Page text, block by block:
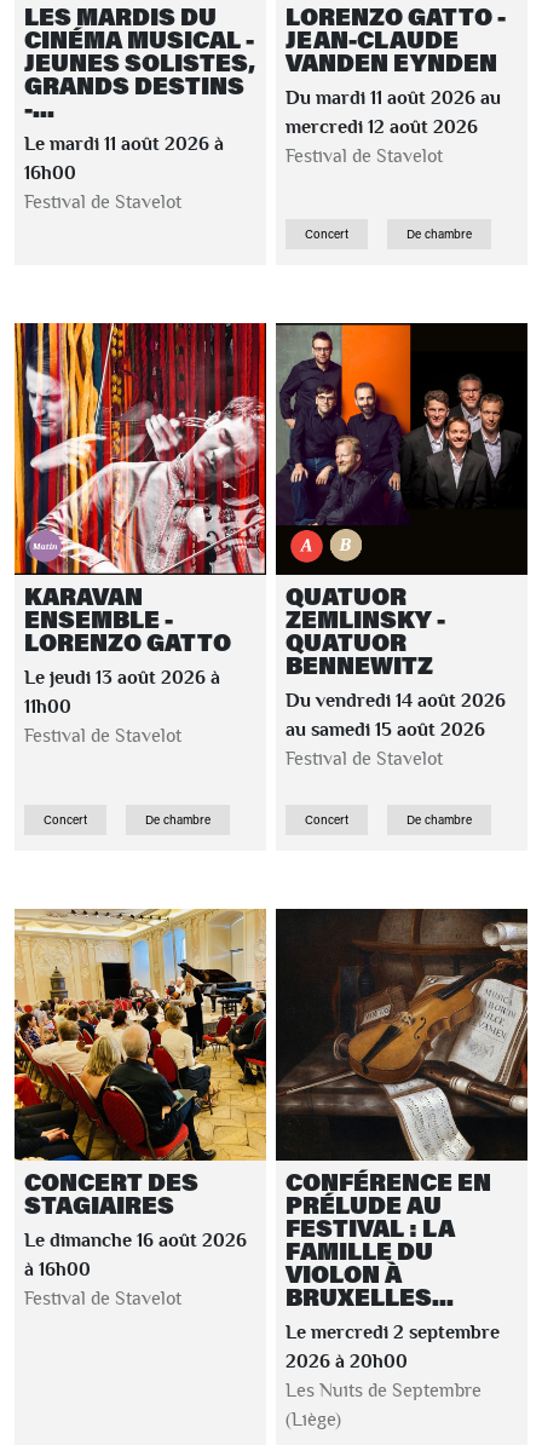
LES MARDIS DU
CINÉMA MUSICAL -
JEUNES SOLISTES,
GRANDS DESTINS
-...
Le mardi 11 août 2026 à
16h00
Festival de Stavelot
LORENZO GATTO -
JEAN-CLAUDE
VANDEN EYNDEN
Du mardi 11 août 2026 au
mercredi 12 août 2026
Festival de Stavelot
Concert De chambre
KARAVAN
ENSEMBLE -
LORENZO GATTO
Le jeudi 13 août 2026 à
11h00
Festival de Stavelot
Concert De chambre
QUATUOR
ZEMLINSKY -
QUATUOR
BENNEWITZ
Du vendredi 14 août 2026
au samedi 15 août 2026
Festival de Stavelot
Concert De chambre
CONCERT DES
STAGIAIRES
Le dimanche 16 août 2026
à 16h00
Festival de Stavelot
CONFÉRENCE EN
PRÉLUDE AU
FESTIVAL : LA
FAMILLE DU
VIOLON À
BRUXELLES...
Le mercredi 2 septembre
2026 à 20h00
Les Nuits de Septembre
(Liège)